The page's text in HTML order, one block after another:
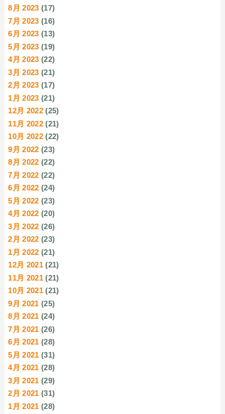
8月 2023 (17)
7月 2023 (16)
6月 2023 (13)
5月 2023 (19)
4月 2023 (22)
3月 2023 (21)
2月 2023 (17)
1月 2023 (21)
12月 2022 (25)
11月 2022 (21)
10月 2022 (22)
9月 2022 (23)
8月 2022 (22)
7月 2022 (22)
6月 2022 (24)
5月 2022 (23)
4月 2022 (20)
3月 2022 (26)
2月 2022 (23)
1月 2022 (21)
12月 2021 (21)
11月 2021 (21)
10月 2021 (21)
9月 2021 (25)
8月 2021 (24)
7月 2021 (26)
6月 2021 (28)
5月 2021 (31)
4月 2021 (28)
3月 2021 (29)
2月 2021 (31)
1月 2021 (28)